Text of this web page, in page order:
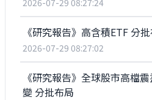
2026-07-29 08:27:24
《研究報告》高含積ETF 分
2026-07-29 08:27:02
《研究報告》全球股市高檔
變 分批布局